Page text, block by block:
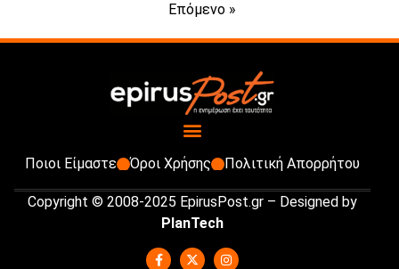
Επόμενο »
Ποιοι Είμαστε Όροι Χρήσης Πολιτική Απορρήτου
Copyright © 2008-2025 EpirusPost.gr – Designed by
PlanTech